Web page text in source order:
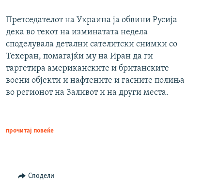
Претседателот на Украина ја обвини Русија
дека во текот на изминатата недела
споделувала детални сателитски снимки со
Техеран, помагајќи му на Иран да ги
таргетира американските и британските
воени објекти и нафтените и гасните полиња
во регионот на Заливот и на други места.
прочитај повеќе
Сподели